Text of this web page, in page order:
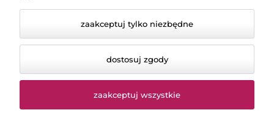
© 2026 chemiczna-hurtownia.pl. Wszelkie prawa
zastrzeżone.
zaakceptuj tylko niezbędne
dostosuj zgody
zaakceptuj wszystkie